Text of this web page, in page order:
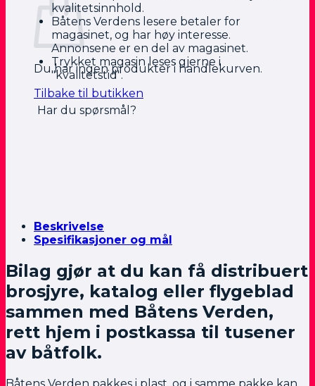
Du har ingen produkter i handlekurven.
Tilbake til butikken
kvalitetsinnhold.
Båtens Verdens lesere betaler for
magasinet, og har høy interesse.
Annonsene er en del av magasinet.
Trykket magasin leses gjerne i
"kvalitetstid".
Har du spørsmål?
Beskrivelse
Spesifikasjoner og mål
Bilag gjør at du kan få distribuert
brosjyre, katalog eller flygeblad
sammen med Båtens Verden,
rett hjem i postkassa til tusener
av båtfolk.